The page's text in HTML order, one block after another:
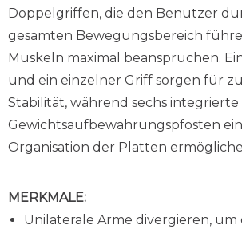
Doppelgriffen, die den Benutzer
gesamten Bewegungsbereich
Muskeln maximal beanspruchen.
und ein einzelner Griff sorgen für
Stabilität, während sechs integrierte
Gewichtsaufbewahrungspfosten
Organisation der Platten
MERKMALE:
Unilaterale Arme divergieren, um